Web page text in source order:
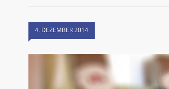
4. DEZEMBER 2014